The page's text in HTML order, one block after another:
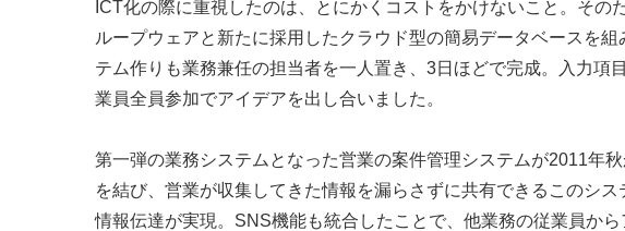
ICT化の際に重視したのは、とにかくコストをかけないこと。その
ループウェアと新たに採用したクラウド型の簡易データベースを
テム作りも業務兼任の担当者を一人置き、3日ほどで完成。入力項
業員全員参加でアイデアを出し合いました。
第一弾の業務システムとなった営業の案件管理システムが2011年
を結び、営業が収集してきた情報を漏らさずに共有できるこのシ
情報伝達が実現。SNS機能も統合したことで、他業務の従業員か